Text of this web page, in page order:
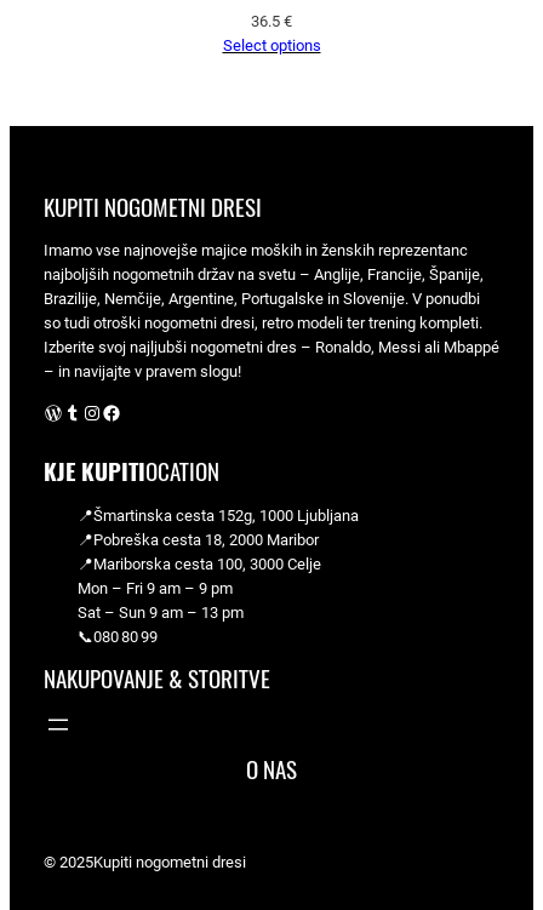
36.5 €
Select options
KUPITI NOGOMETNI DRESI
Imamo vse najnovejše majice moških in ženskih reprezentanc
najboljših nogometnih držav na svetu – Anglije, Francije, Španije,
Brazilije, Nemčije, Argentine, Portugalske in Slovenije. V ponudbi
so tudi otroški nogometni dresi, retro modeli ter trening kompleti.
Izberite svoj najljubši nogometni dres – Ronaldo, Messi ali Mbappé
– in navijajte v pravem slogu!
WordPress Instagram Facebook
KJE KUPITIOCATION
📍Šmartinska cesta 152g, 1000 Ljubljana
📍Pobreška cesta 18, 2000 Maribor
📍Mariborska cesta 100, 3000 Celje
Mon – Fri 9 am – 9 pm
Sat – Sun 9 am – 13 pm
📞080 80 99
NAKUPOVANJE & STORITVE
O NAS
© 2025Kupiti nogometni dresi